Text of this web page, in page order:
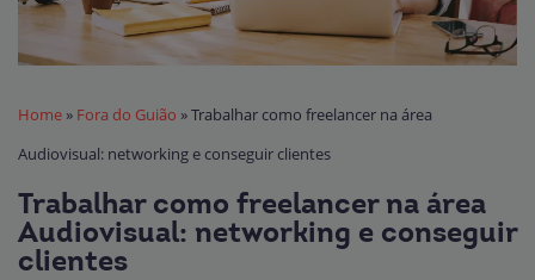
Home » Fora do Guião »Trabalhar como freelancer na área
Audiovisual: networking e conseguir clientes
Trabalhar como freelancer na área
Audiovisual: networking e conseguir
clientes